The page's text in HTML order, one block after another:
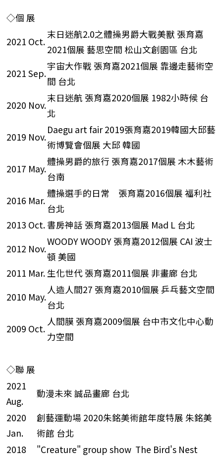
◇個 展
2021 Oct.
末日迷航2.0之體操男爵大戰美獸 張育嘉
2021個展 藝思空間 松山文創園區 台北
2021 Sep.
宇宙大作戰 張育嘉2021個展 靠邊走藝術空
間 台北
2020 Nov.
末日迷航 張育嘉2020個展 1982小時候 台
北
2019 Nov.
Daegu art fair 2019張育嘉2019韓國大邱藝
術博覽會個展 大邱 韓國
2017 May.
體操男爵的旅行 張育嘉2017個展 木木藝術
台南
2016 Mar.
體操選手的日常 張育嘉2016個展 福利社
台北
2013 Oct.書房神話 張育嘉2013個展 Mad L 台北
2012 Nov.
WOODY WOODY 張育嘉2012個展 CAI 波士
頓 美國
2011 Mar. 生化世代 張育嘉2011個展 非畫廊 台北
2010 May.
人造人間27 張育嘉2010個展 乒乓藝文空間
台北
2009 Oct.
人間膜 張育嘉2009個展 台中市文化中心動
力空間
◇聯 展
2021
Aug.
動漫未來 誠品畫廊 台北
2020
Jan.
創藝運動場 2020朱銘美術館年度特展 朱銘美
術館 台北
2018
"Creature" group show The Bird's Nest